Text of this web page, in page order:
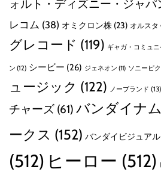
ォルト・ディズニー・ジャパ
レコム (38) オミクロン株 (23) オルスタ
グレコード (119) ギャガ・コミュ
ン (12) シービー (26) ジェネオン (11) ソニーピ
ュージック (122) ノーブランド (13)
チャーズ (61) バンダイナ
ークス (152) バンダイビジュアル
(512) ヒーロー (512)